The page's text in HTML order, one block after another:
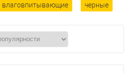
влаговпитывающие черные